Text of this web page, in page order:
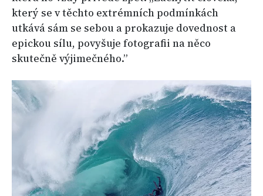
který se v těchto extrémních podmínkách
utkává sám se sebou a prokazuje dovednost a
epickou sílu, povyšuje fotografii na něco
skutečně výjimečného.”